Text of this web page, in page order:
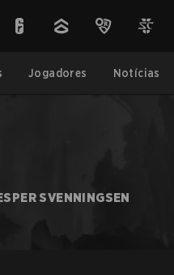
Jogadores Notícias
SVENNINGSEN